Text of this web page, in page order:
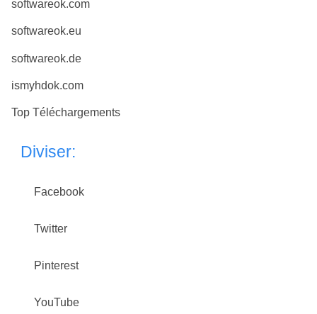
softwareok.com
softwareok.eu
softwareok.de
ismyhdok.com
Top Téléchargements
Diviser:
Facebook
Twitter
Pinterest
YouTube